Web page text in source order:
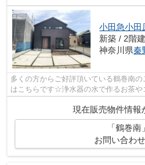
小田急小田
新築 / 2階建
神奈川県秦
多くの方からご好評頂いている鶴巻南
はこちらです☆浄水器の水で作るお茶や
います☆よく家で料理をするという方に
現在販売物件情報
「鶴巻
お問い合わ